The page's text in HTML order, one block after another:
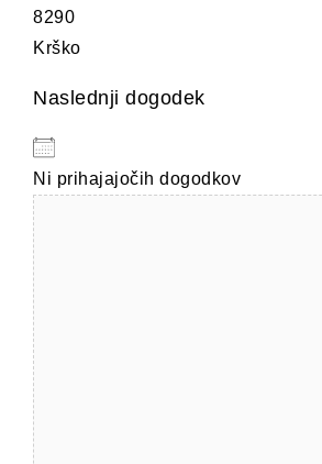
8290
Krško
Naslednji dogodek
Ni prihajajočih dogodkov